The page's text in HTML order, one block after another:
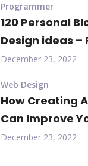
Programmer
120 Personal
Design ideas –
December 23, 2022
Web Design
How Creating
Can Improve
December 23, 2022